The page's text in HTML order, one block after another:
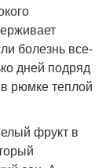
болезнь все-
дней подряд
рюмке теплой
фрукт в